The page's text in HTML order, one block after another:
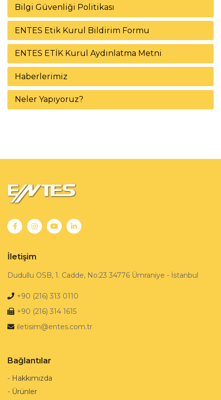
Bilgi Güvenliği Politikası
ENTES Etik Kurul Bildirim Formu
ENTES ETİK Kurul Aydınlatma Metni
Haberlerimiz
Neler Yapıyoruz?
İletişim
Dudullu OSB, 1. Cadde, No:23 34776 Ümraniye - İstanbul
+90 (216) 313 0110
+90 (216) 314 1615
iletisim@entes.com.tr
Bağlantılar
- Hakkımızda
- Ürünler